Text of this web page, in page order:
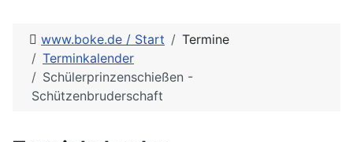
www.boke.de / Start
Termine
Terminkalender
Schülerprinzenschießen -
Schützenbruderschaft